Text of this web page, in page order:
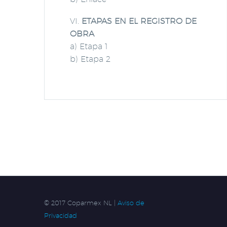
VI.
ETAPAS EN EL REGISTRO DE
OBRA
a) Etapa 1
b) Etapa 2
© 2017 Coparmex NL | Aviso de
Privacidad